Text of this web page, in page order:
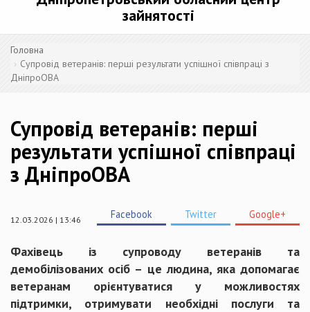
зайнятості
Головна
Супровід ветеранів: перші результати успішної співпраці з
ДніпроОВА
Супровід ветеранів: перші
результати успішної співпраці
з ДніпроОВА
12.03.2026 | 13:46 Facebook Twitter Google+
Фахівець із супроводу ветеранів та
демобілізованих осіб – це людина, яка допомагає
ветеранам орієнтуватися у можливостях
підтримки, отримувати необхідні послуги та